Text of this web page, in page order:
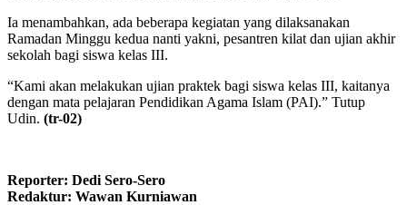
Ia menambahkan, ada beberapa kegiatan yang dilaksanakan
Ramadan Minggu kedua nanti yakni, pesantren kilat dan ujian akhir
sekolah bagi siswa kelas III.
“Kami akan melakukan ujian praktek bagi siswa kelas III, kaitanya
dengan mata pelajaran Pendidikan Agama Islam (PAI).” Tutup
Udin. (tr-02)
Reporter: Dedi Sero-Sero
Redaktur: Wawan Kurniawan